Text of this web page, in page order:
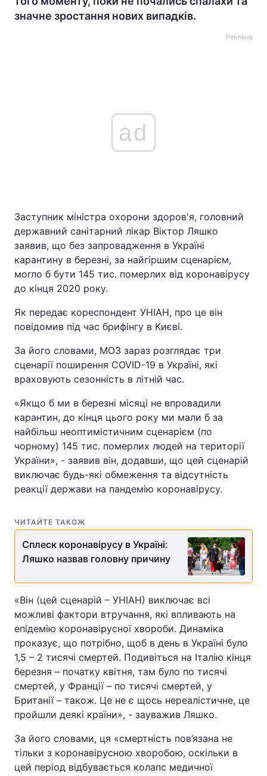
значне зростання нових випадків.
Реклама
ad
Заступник міністра охорони здоров'я, головний
державний санітарний лікар Віктор Ляшко
заявив, що без запровадження в Україні
карантину в березні, за найгіршим сценарієм,
могло б бути 145 тис. померлих від коронавірусу
до кінця 2020 року.
Як передає кореспондент УНІАН, про це він
повідомив під час брифінгу в Києві.
За його словами, МОЗ зараз розглядає три
сценарії поширення COVID-19 в Україні, які
враховують сезонність в літній час.
«Якщо б ми в березні місяці не впровадили
карантин, до кінця цього року ми мали б за
найбільш неоптимістичним сценарієм (по
чорному) 145 тис. померлих людей на території
України», - заявив він, додавши, що цей сценарій
виключає будь-які обмеження та відсутність
реакції держави на пандемію коронавірусу.
ЧИТАЙТЕ ТАКОЖ
Сплеск коронавірусу в Україні:
Ляшко назвав головну причину
«Він (цей сценарій – УНІАН) виключає всі
можливі фактори втручання, які впливають на
епідемію коронавірусної хвороби. Динаміка
проказує, що потрібно, щоб в день в Україні було
1,5 – 2 тисячі смертей. Подивіться на Італію кінця
березня – початку квітня, там було по тисячі
смертей, у Франції – по тисячі смертей, у
Британії – також. Це не є щось нереалістичне, це
пройшли деякі країни», - зауважив Ляшко.
За його словами, ця «смертність пов’язана не
тільки з коронавірусною хворобою, оскільки в
цей період відбувається колапс медичної